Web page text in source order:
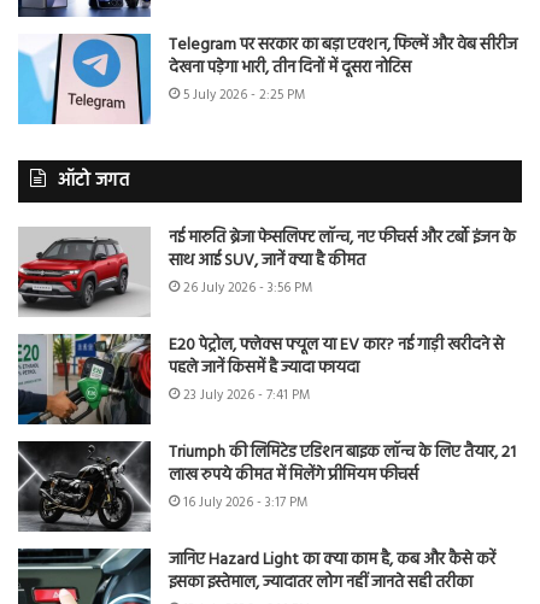
Telegram पर सरकार का बड़ा एक्शन, फिल्में और वेब सीरीज
देखना पड़ेगा भारी, तीन दिनों में दूसरा नोटिस
5 July 2026 - 2:25 PM
ऑटो जगत
नई मारुति ब्रेजा फेसलिफ्ट लॉन्च, नए फीचर्स और टर्बो इंजन के
साथ आई SUV, जानें क्या है कीमत
26 July 2026 - 3:56 PM
E20 पेट्रोल, फ्लेक्स फ्यूल या EV कार? नई गाड़ी खरीदने से
पहले जानें किसमें है ज्यादा फायदा
23 July 2026 - 7:41 PM
Triumph की लिमिटेड एडिशन बाइक लॉन्च के लिए तैयार, 21
लाख रुपये कीमत में मिलेंगे प्रीमियम फीचर्स
16 July 2026 - 3:17 PM
जानिए Hazard Light का क्या काम है, कब और कैसे करें
इसका इस्तेमाल, ज्यादातर लोग नहीं जानते सही तरीका